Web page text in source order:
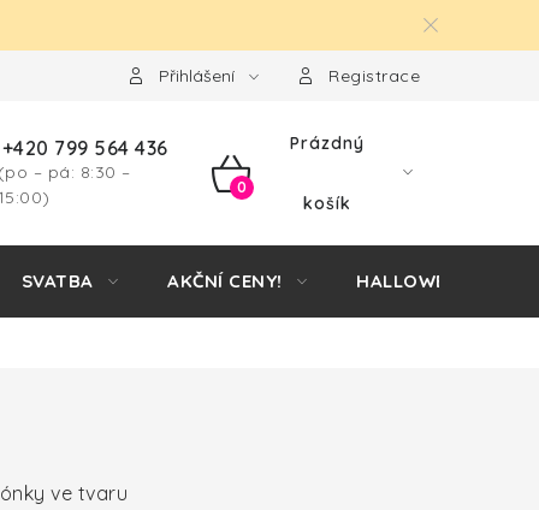
Přihlášení Registrace
799 564 436
– pá: 8:30 –
NÁKUPNÍ
Prázdný
košík
SVATBA AKČNÍ CENY! HALLOWEEN
ve tvaru